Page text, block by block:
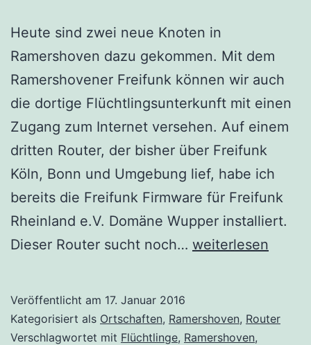
Heute sind zwei neue Knoten in
Ramershoven dazu gekommen. Mit dem
Ramershovener Freifunk können wir auch
die dortige Flüchtlingsunterkunft mit einen
Zugang zum Internet versehen. Auf einem
dritten Router, der bisher über Freifunk
Köln, Bonn und Umgebung lief, habe ich
bereits die Freifunk Firmware für Freifunk
Rheinland e.V. Domäne Wupper installiert.
Dieser Router sucht noch… Neu
weiterlesen
Veröffentlicht am 17. Januar 2016
Kategorisiert als Ortschaften, Ramershoven, Router
Verschlagwortet mit Flüchtlinge, Ramershoven,